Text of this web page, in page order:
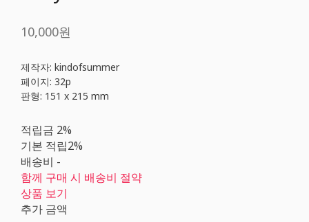
10,000원
제작자: kindofsummer
페이지: 32p
판형: 151 x 215 mm
적립금 2%
기본 적립2%
배송비 -
함께 구매 시 배송비 절약
상품 보기
추가 금액